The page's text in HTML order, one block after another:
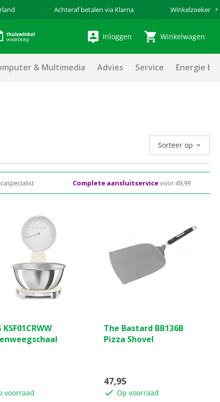
Achteraf betalen via Klarna Winkelzoeker
Inloggen Winkelwagen
& Multimedia Advies Service Energie
Sorteer op
Complete aansluitservicevoor 49,99
KSF01CRWW
voorraad
van
de
The Bastard BB136B
Pizza Shovel
47,95
Op voorraad